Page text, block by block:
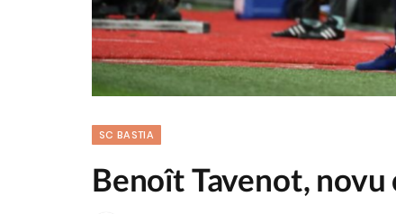
SC BASTIA
Benoît Tavenot, novu